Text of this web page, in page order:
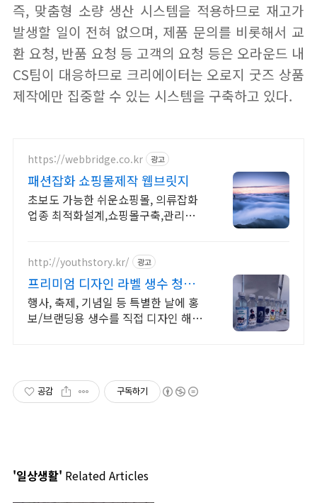
즉, 맞춤형 소량 생산 시스템을 적용하므로 재고가
발생할 일이 전혀 없으며, 제품 문의를 비롯해서 교
환 요청, 반품 요청 등 고객의 요청 등은 오라운드 내
CS팀이 대응하므로 크리에이터는 오로지 굿즈 상품
제작에만 집중할 수 있는 시스템을 구축하고 있다.
https://webbridge.co.kr 광고
패션잡화 쇼핑몰제작 웹브릿지
초보도 가능한 쉬운쇼핑몰, 의류잡화
업종 최적화설계,쇼핑몰구축,관리자
http://youthstory.kr/ 광고
프리미엄 디자인 라벨 생수 청춘
스토리
행사, 축제, 기념일 등 특별한 날에 홍
보/브랜딩용 생수를 직접 디자인 해보
공감 구독하기
'일상생활' Related Articles